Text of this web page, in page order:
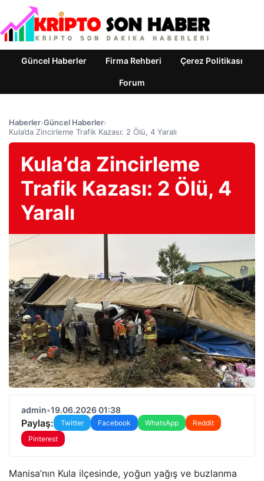
Güncel Haberler Firma Rehberi Çerez Politikası
Forum
Haberler›Güncel Haberler›
Kula’da Zincirleme Trafik Kazası: 2 Ölü, 4 Yaralı
Kula’da Zincirleme
Trafik Kazası: 2 Ölü, 4
Yaralı
admin•19.06.2026 01:38
Paylaş: Twitter Facebook WhatsApp
Reddit
Pinterest
Manisa’nın Kula ilçesinde, yoğun yağış ve buzlanma